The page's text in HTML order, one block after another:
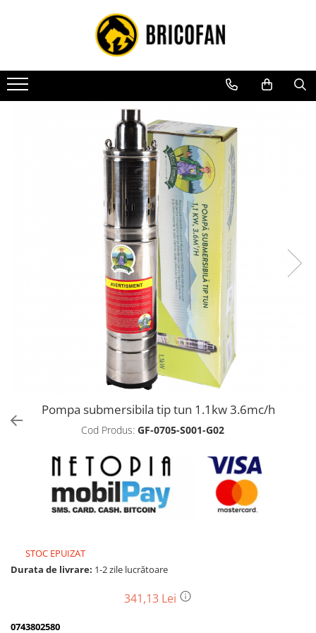
Toate Produsele
Vehicule electrice
Atv
Piese de schimb vehicule electrice
Tricicluri cargo fara permis
Biciclete, trotinete, triciclete
Motoburghie si accesorii
Accesorii motoburghie
Motoburghie
Drujbe, fierastraie electrice
Drujbe pe benzina
Drujbe cu acumulator
electrice
Drujbe electrice
Mori cereale si batoze porumb
Batoze - mori desfacat porumb
Pompa submersibila tip tun 1.1kw 3.6mc/h
Cod Produs: GF-0705-S001-G02
STOC EPUIZAT
Durata de livrare: 1-2 zile lucrătoare
341,13 Lei
0743802580